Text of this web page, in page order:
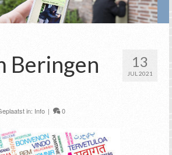
13
JUL 2021
Beringen
in: Info | 0